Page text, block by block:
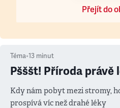
Přejít do
Téma•13 minut
Pšššt! Příroda právě
Kdy nám pobyt mezi stromy,
prospívá víc než drahé léky